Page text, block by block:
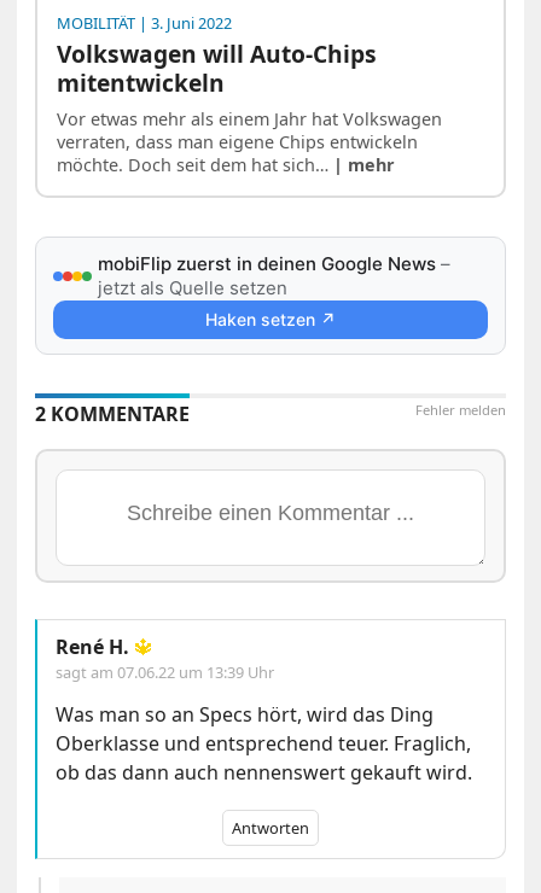
MOBILITÄT | 3. Juni 2022
Volkswagen will Auto-Chips
mitentwickeln
Vor etwas mehr als einem Jahr hat Volkswagen
verraten, dass man eigene Chips entwickeln
möchte. Doch seit dem hat sich… | mehr
mobiFlip zuerst in deinen Google News –
jetzt als Quelle setzen
Haken setzen ↗
Fehler melden
2 KOMMENTARE
René H. 🔱
sagt am07.06.22 um 13:39 Uhr
Was man so an Specs hört, wird das Ding
Oberklasse und entsprechend teuer. Fraglich,
ob das dann auch nennenswert gekauft wird.
Antworten